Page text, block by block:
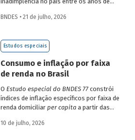
analíticos complementares: o porte da
econômica.
BNDES • 21 de julho, 2026
Estudos especiais
Consumo e inflação por faixa
de renda no Brasil
O Estudo especial do BNDES 77constrói
índices de inflação específicos por faixa de
renda domiciliar per capitaa partir das
associadas às variações de preços dos
10 de julho, 2026